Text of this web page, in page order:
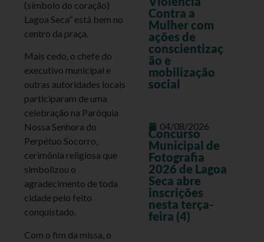
(símbolo do coração)
Lagoa Seca” está bem no
centro da praça.
Mais cedo, o chefe do
executivo municipal e
outras autoridades locais
participaram de uma
celebração na Paróquia
Nossa Senhora do
Perpétuo Socorro,
cerimônia religiosa que
simbolizou o
agradecimento de toda
cidade pelo feito
conquistado.
Com o fim da missa, o
Contra a
Mulher com
ações de
conscientizaç
ão e
mobilização
social
04/08/2026
Concurso
Municipal de
Fotografia
2026 de Lagoa
Seca abre
inscrições
nesta terça-
feira (4)